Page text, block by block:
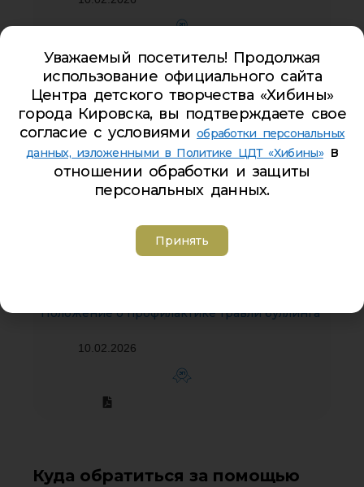
ЭП
Алгоритм действий работников при
выявлении травли, буллинга
Положение о профилактике травли буллинга
10.02.2026
ЭП
Куда обратиться за помощью
Уважаемый посетитель! Продолжая
использование официального сайта
Центра детского творчества «Хибины»
города Кировска, вы подтверждаете свое
согласие с условиями обработки персональных
данных, изложенными в Политике ЦДТ «Хибины»в
отношении обработки и защиты
персональных данных.
Принять